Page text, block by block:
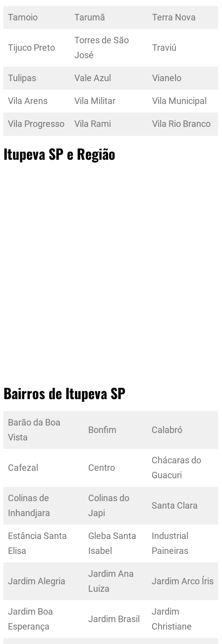
Tamoio Tarumã Terra Nova
Tijuco Preto
Torres de São
José
Traviú
Tulipas Vale Azul Vianelo
Vila Arens Vila Militar Vila Municipal
Vila Progresso Vila Rami Vila Rio Branco
Itupeva SP e Região
Bairros de Itupeva SP
Barão da Boa
Vista
Bonfim Calabró
Cafezal Centro
Chácaras do
Guacuri
Colinas de
Inhandjara
Colinas do
Japi
Santa Clara
Estância Santa
Elisa
Gleba Santa
Isabel
Industrial
Paineiras
Jardim Alegria
Jardim Ana
Luiza
Jardim Arco Íris
Jardim Boa
Esperança
Jardim Brasil
Jardim
Christiane